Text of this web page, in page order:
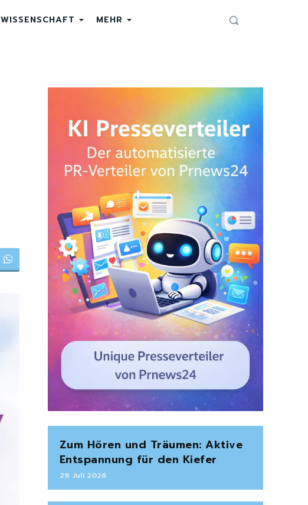
WISSENSCHAFT MEHR
Zum Hören und Träumen: Aktive
Entspannung für den Kiefer
29. Juli 2026